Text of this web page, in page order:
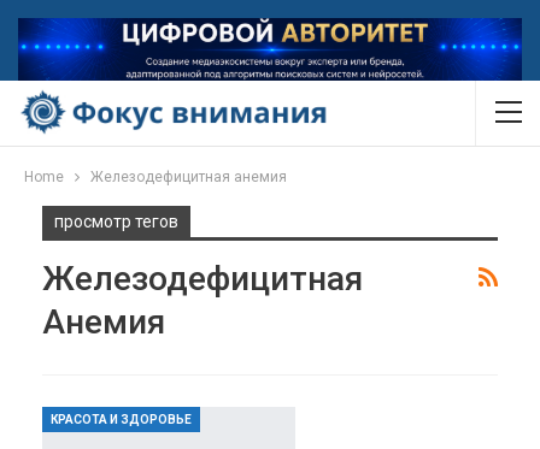
Home Железодефицитная анемия
просмотр тегов
Железодефицитная
Анемия
КРАСОТА И ЗДОРОВЬЕ